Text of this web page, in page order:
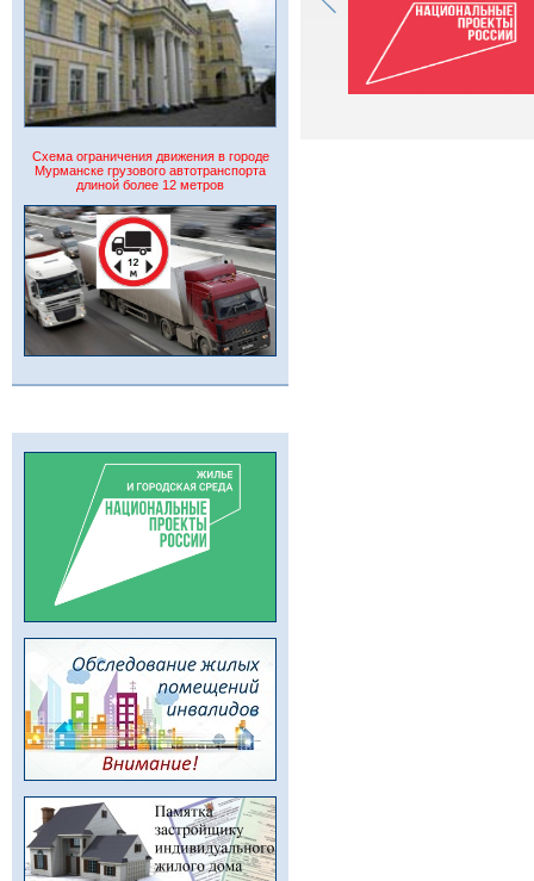
Схема ограничения движения в городе
Мурманске грузового автотранспорта
длиной более 12 метров